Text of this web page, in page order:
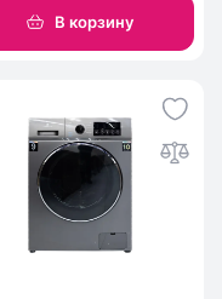
В корзину